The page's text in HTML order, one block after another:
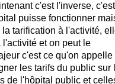
c'est l'inverse,
puisse fonctionner
tarification à l'activité,
l'activité et on peut le
c'est ce qu'on appelle
les tarifs du public sur
de l'hôpital public et